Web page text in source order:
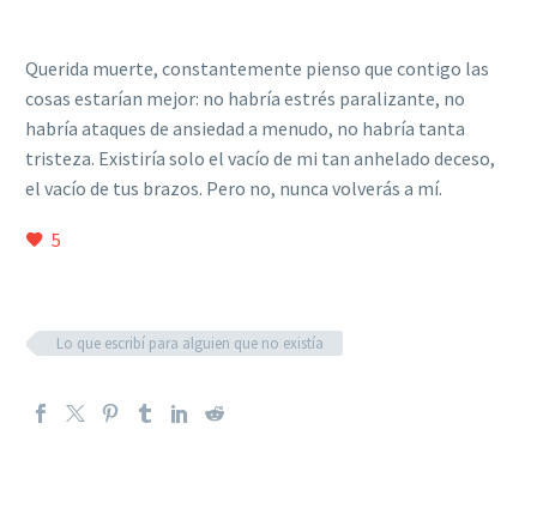
Querida muerte, constantemente pienso que contigo las
cosas estarían mejor: no habría estrés paralizante, no
habría ataques de ansiedad a menudo, no habría tanta
tristeza. Existiría solo el vacío de mi tan anhelado deceso,
el vacío de tus brazos. Pero no, nunca volverás a mí.
5
Lo que escribí para alguien que no existía